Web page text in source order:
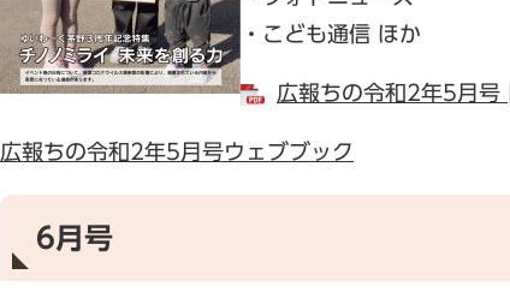
・こども通信 ほか
広報ちの令和2年5月
広報ちの令和2年5月号ウェブブック
6月号